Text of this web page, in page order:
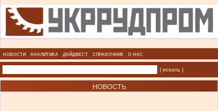
НОВОСТИ АНАЛИТИКА ДАЙДЖЕСТ СПРАВОЧНИК О НАС
| искать |
НОВОСТЬ